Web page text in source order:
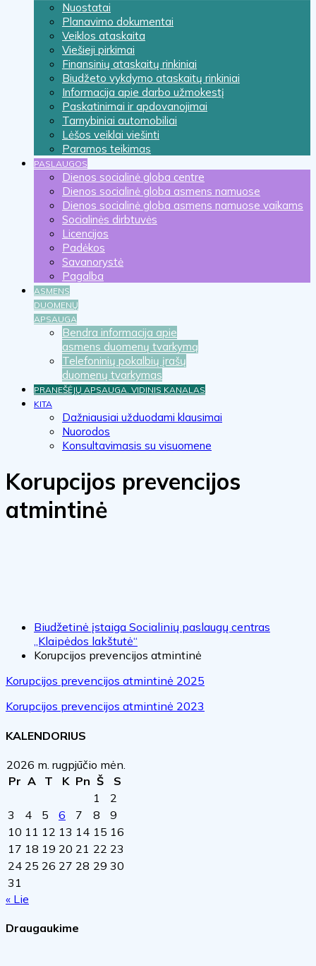
Nuostatai
Planavimo dokumentai
Veiklos ataskaita
Viešieji pirkimai
Finansinių ataskaitų rinkiniai
Biudžeto vykdymo ataskaitų rinkiniai
Informacija apie darbo užmokestį
Paskatinimai ir apdovanojimai
Tarnybiniai automobiliai
Lėšos veiklai viešinti
Paramos teikimas
PASLAUGOS
Dienos socialinė globa centre
Dienos socialinė globa asmens namuose
Dienos socialinė globa asmens namuose vaikams
Socialinės dirbtuvės
Licencijos
Padėkos
Savanorystė
Pagalba
ASMENS
DUOMENŲ
APSAUGA
Bendra informacija apie
asmens duomenų tvarkymą
Telefoninių pokalbių įrašų
duomenų tvarkymas
PRANEŠĖJŲ APSAUGA. VIDINIS KANALAS
KITA
Dažniausiai užduodami klausimai
Nuorodos
Konsultavimasis su visuomene
Korupcijos prevencijos
atmintinė
Biudžetinė įstaiga Socialinių paslaugų centras
„Klaipėdos lakštutė“
Korupcijos prevencijos atmintinė
Korupcijos prevencijos atmintinė 2025
Korupcijos prevencijos atmintinė 2023
KALENDORIUS
2026 m. rugpjūčio mėn.
Pr A T K Pn Š
S
1
2
3
4 5 6 7 8
9
10 11 12 13 14 15 16
17 18 19 20 21 22 23
24 25 26 27 28 29 30
31
« Lie
Draugaukime